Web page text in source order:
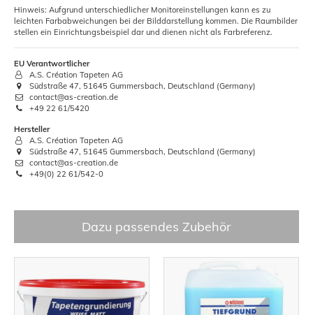
Hinweis: Aufgrund unterschiedlicher Monitoreinstellungen kann es zu
leichten Farbabweichungen bei der Bilddarstellung kommen. Die Raumbilder
stellen ein Einrichtungsbeispiel dar und dienen nicht als Farbreferenz.
EU Verantwortlicher
A.S. Création Tapeten AG
Südstraße 47, 51645 Gummersbach, Deutschland (Germany)
contact@as-creation.de
+49 22 61/5420
Hersteller
A.S. Création Tapeten AG
Südstraße 47, 51645 Gummersbach, Deutschland (Germany)
contact@as-creation.de
+49(0) 22 61/542-0
Dazu passendes Zubehör